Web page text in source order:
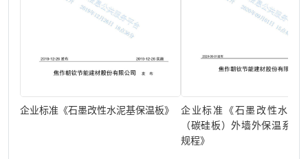
企业标准《石墨改性水泥基保温板》
企业标准《石墨改性水泥
（碳硅板）外墙外保温系统
规程》